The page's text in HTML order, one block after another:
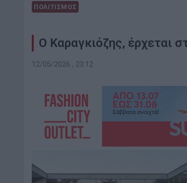
ΠΟΛΙΤΙΣΜΟΣ
Ο Καραγκιόζης, έρχεται
12/05/2026 , 23:12